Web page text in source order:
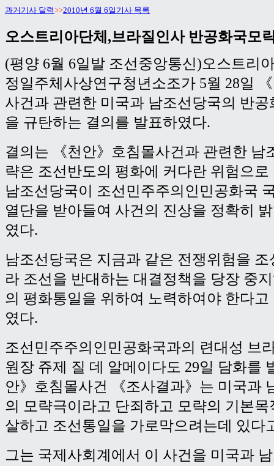
과거기사 달력>>2010년 6월 6일기사 목록
오스트리아단체,브라질인사 반공화국모
(평양 6월 6일발 조선중앙통신)오스트리
정일주체사상연구청년소조가 5월 28일
사건과 관련한 미국과 남조선당국의 반
을 규탄하는 결의를 발표하였다.
결의는 《천안》호침몰사건과 관련한 남
략은 조선반도의 평화에 커다란 위험으
남조선당국이 조선민주주의인민공화국
열단을 받아들여 사건의 진상을 정확히
였다.
남조선당국은 지금과 같은 전쟁위험을
라 조선을 반대하는 대결정책을 당장 중
의 평화통일을 위하여 노력하여야 한다
였다.
조선민주주의인민공화국과의 련대성 브
원장 쥬제 질 데 알메이다도 29일 담화를
안》호침몰사건 《조사결과》는 미국과
의 모략극이라고 단죄하고 모략의 기본
살하고 조선통일을 가로막으려는데 있다
그는 국제사회계에서 이 사건을 미국과